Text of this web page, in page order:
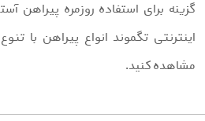
برای استفاده روزمره پیراهن
تگموند انواع پیراهن با تنوع
کنید.